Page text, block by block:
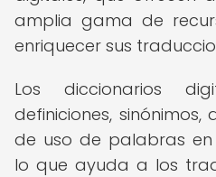
amplia gama de
enriquecer sus
Los diccionarios
definiciones,
de uso de palabras en
lo que ayuda a los